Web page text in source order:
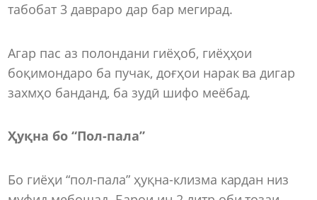
табобат 3 давраро дар бар мегирад.
Агар пас аз полондани гиёҳоб, гиёҳҳои
боқимондаро ба пучак, доғҳои нарак ва дигар
захмҳо банданд, ба зудӣ шифо меёбад.
Ҳуқна бо “Пол-пала”
Бо гиёҳи “пол-пала” ҳуқна-клизма кардан низ